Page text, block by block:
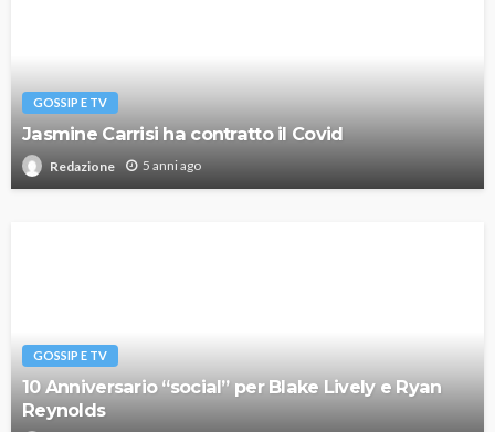
GOSSIP E TV
Jasmine Carrisi ha contratto il Covid
Redazione 5 anni ago
GOSSIP E TV
10 Anniversario “social” per Blake Lively e Ryan
Reynolds